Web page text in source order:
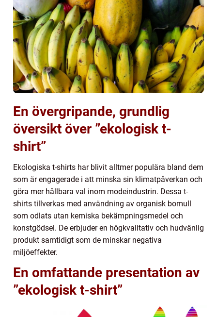
En övergripande, grundlig
översikt över ”ekologisk t-
shirt”
Ekologiska t-shirts har blivit alltmer populära bland dem
som är engagerade i att minska sin klimatpåverkan och
göra mer hållbara val inom modeindustrin. Dessa t-
shirts tillverkas med användning av organisk bomull
som odlats utan kemiska bekämpningsmedel och
konstgödsel. De erbjuder en högkvalitativ och hudvänlig
produkt samtidigt som de minskar negativa
miljöeffekter.
En omfattande presentation av
”ekologisk t-shirt”